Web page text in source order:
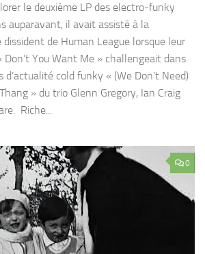
le deuxième LP des electro-funky
auparavant, il avait assisté à la
dissident de Human League lorsque leur
You Want Me » challengeait dans
d’actualité cold funky « (We Don’t Need)
» du trio Glenn Gregory, Ian Craig
Riche...
0